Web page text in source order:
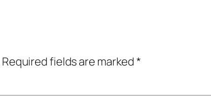
Required fields are marked*